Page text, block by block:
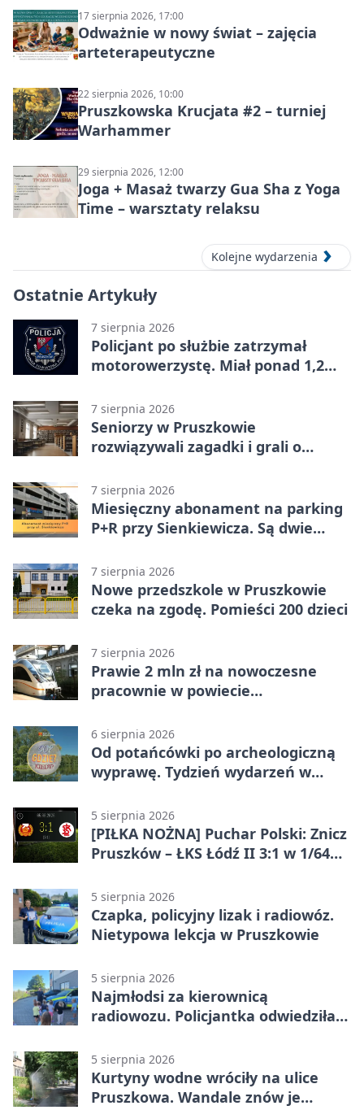
17 sierpnia 2026, 17:00
Odważnie w nowy świat – zajęcia
arteterapeutyczne
22 sierpnia 2026, 10:00
Pruszkowska Krucjata #2 – turniej
Warhammer
29 sierpnia 2026, 12:00
Joga + Masaż twarzy Gua Sha z Yoga
Time – warsztaty relaksu
Kolejne wydarzenia
Ostatnie Artykuły
7 sierpnia 2026
Policjant po służbie zatrzymał
motorowerzystę. Miał ponad 1,2
7 sierpnia 2026
Seniorzy w Pruszkowie
rozwiązywali zagadki i grali o
7 sierpnia 2026
Miesięczny abonament na parking
P+R przy Sienkiewicza. Są dwie
7 sierpnia 2026
Nowe przedszkole w Pruszkowie
czeka na zgodę. Pomieści 200 dzieci
7 sierpnia 2026
Prawie 2 mln zł na nowoczesne
pracownie w powiecie
6 sierpnia 2026
Od potańcówki po archeologiczną
wyprawę. Tydzień wydarzeń w
5 sierpnia 2026
[PIŁKA NOŻNA] Puchar Polski: Znicz
Pruszków – ŁKS Łódź II 3:1 w 1/64
5 sierpnia 2026
Czapka, policyjny lizak i radiowóz.
Nietypowa lekcja w Pruszkowie
5 sierpnia 2026
Najmłodsi za kierownicą
radiowozu. Policjantka odwiedziła
5 sierpnia 2026
Kurtyny wodne wróciły na ulice
Pruszkowa. Wandale znów je